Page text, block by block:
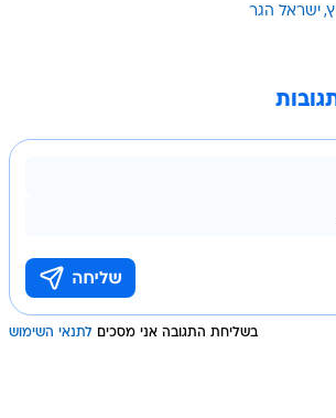
ישראל הגר
בשליחת התגובה אני מסכים לתנאי השימוש